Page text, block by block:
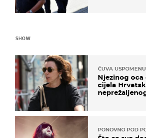
SHOW
ČUVA
Njezinog oca
cijela
PONOVNO POD